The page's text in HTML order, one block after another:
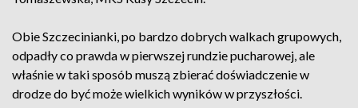
Obie Szczecinianki, po bardzo dobrych walkach grupowych,
odpadły co prawda w pierwszej rundzie pucharowej, ale
właśnie w taki sposób muszą zbierać doświadczenie w
drodze do być może wielkich wyników w przyszłości.